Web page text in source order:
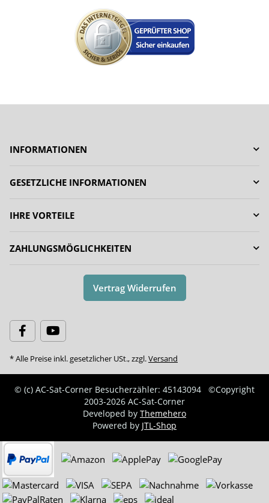
INFORMATIONEN
GESETZLICHE INFORMATIONEN
IHRE VORTEILE
ZAHLUNGSMÖGLICHKEITEN
Vertrag Widerrufen
* Alle Preise inkl. gesetzlicher USt., zzgl.Versand
© (c) AC-Sat-Corner Besucherzähler: 45143094
©Copyright
2003-2026 AC-Sat-Corner
Developed by Themehero
Powered by JTL-Shop